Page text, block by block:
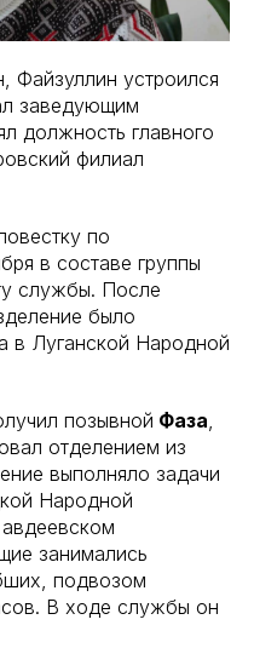
Файзуллин устроился
заведующим
должность главного
филиал
по
в составе группы
службы. После
было
в Луганской Народной
позывной Фаза,
отделением из
выполняло задачи
Народной
занимались
подвозом
В ходе службы он